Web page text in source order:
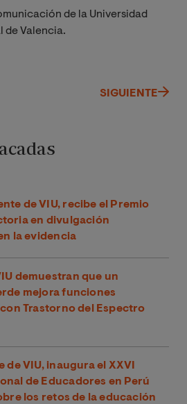
de la Universidad
de Valencia.
SIGUIENTE
de VIU, recibe el Premio
en divulgación
la evidencia
demuestran que un
mejora funciones
Trastorno del Espectro
VIU, inaugura el XXVI
de Educadores en Perú
los retos de la educación